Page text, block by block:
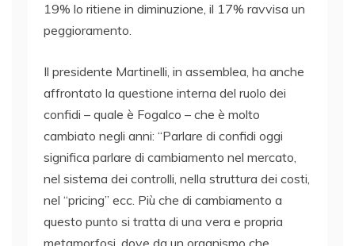
19% lo ritiene in diminuzione, il 17% ravvisa un
peggioramento.
Il presidente Martinelli, in assemblea, ha anche
affrontato la questione interna del ruolo dei
confidi – quale è Fogalco – che è molto
cambiato negli anni: “Parlare di confidi oggi
significa parlare di cambiamento nel mercato,
nel sistema dei controlli, nella struttura dei costi,
nel “pricing” ecc. Più che di cambiamento a
questo punto si tratta di una vera e propria